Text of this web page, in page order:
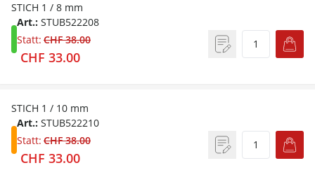
STICH 1 / 8 mm
Art.: STUB522208
Statt: CHF 38.00
CHF 33.00
STICH 1 / 10 mm
Art.: STUB522210
Statt: CHF 38.00
CHF 33.00